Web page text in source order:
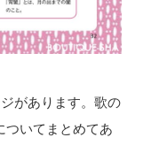
があります。歌の
ついてまとめてあ